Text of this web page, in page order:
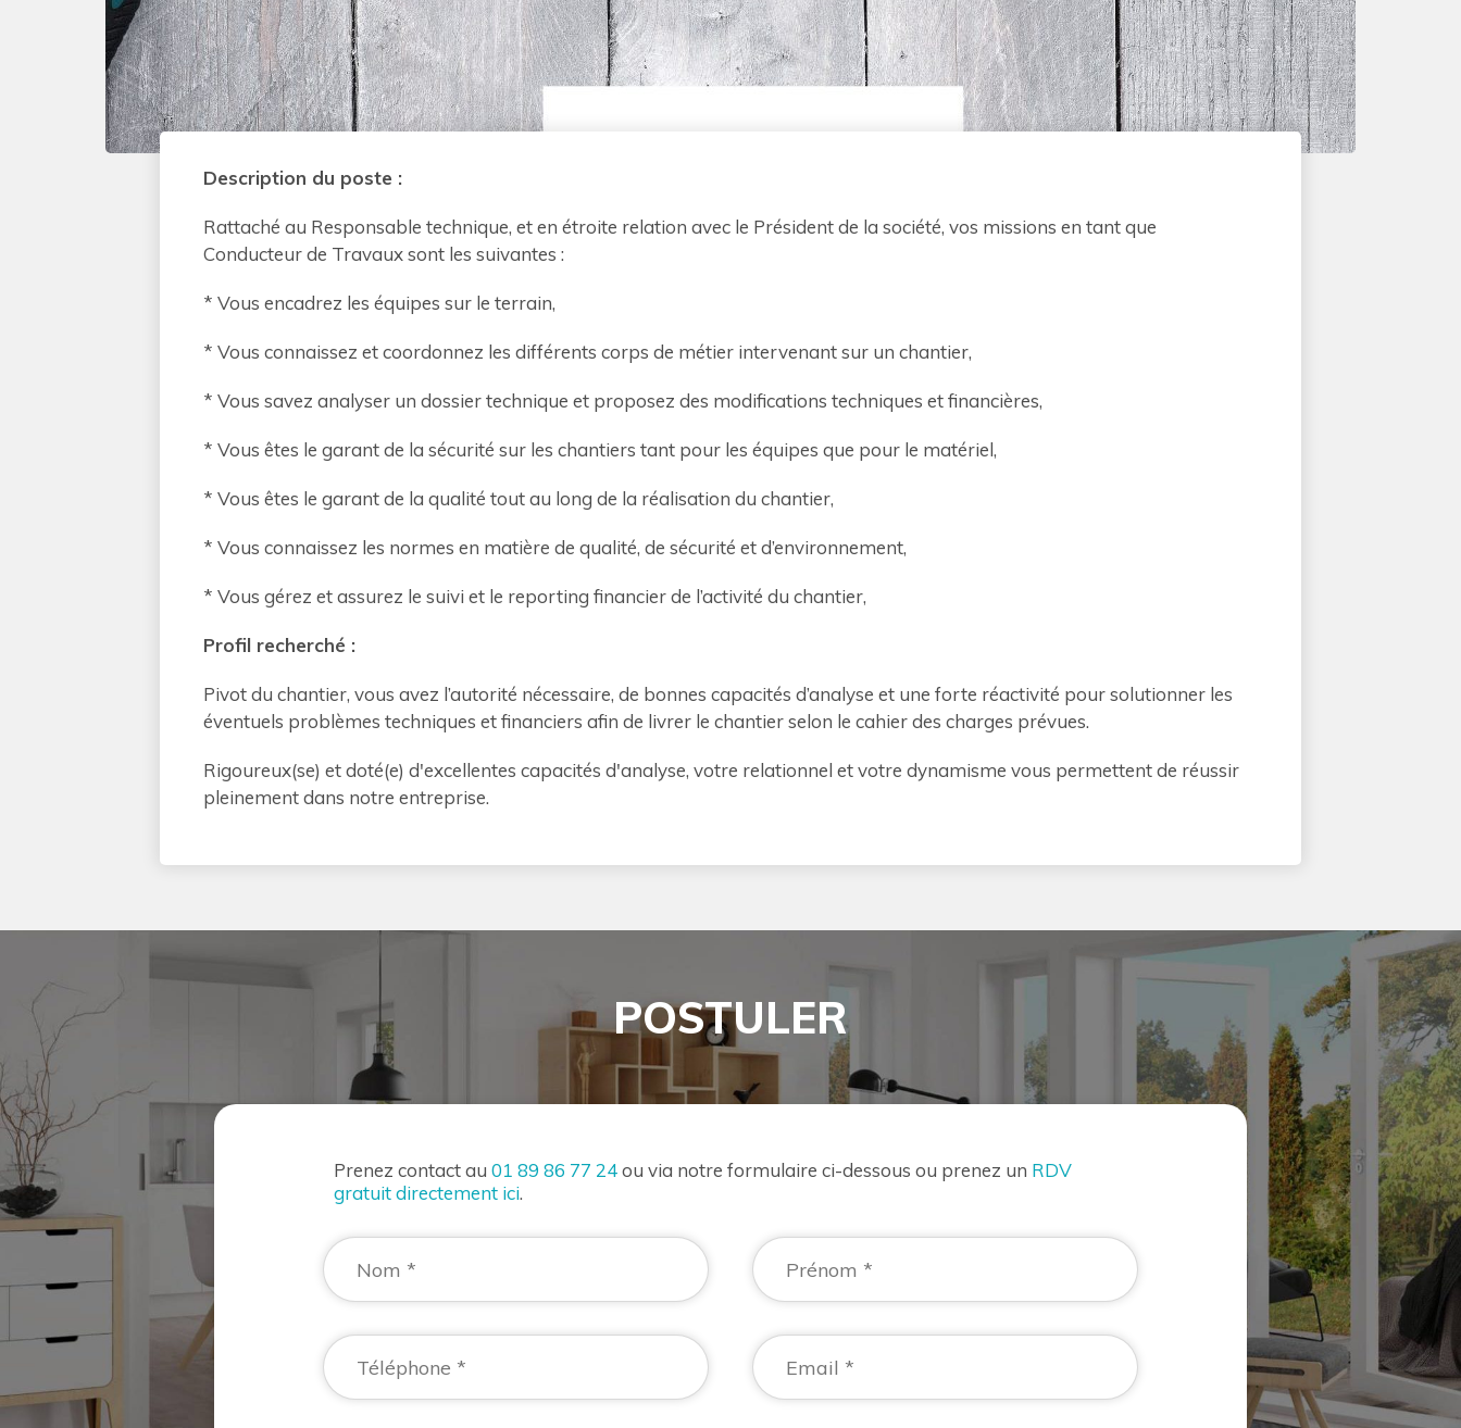
Description du poste :
Rattaché au Responsable technique, et en étroite relation avec le Président de la société, vos missions en tant que
Conducteur de Travaux sont les suivantes :
* Vous encadrez les équipes sur le terrain,
* Vous connaissez et coordonnez les différents corps de métier intervenant sur un chantier,
* Vous savez analyser un dossier technique et proposez des modifications techniques et financières,
* Vous êtes le garant de la sécurité sur les chantiers tant pour les équipes que pour le matériel,
* Vous êtes le garant de la qualité tout au long de la réalisation du chantier,
* Vous connaissez les normes en matière de qualité, de sécurité et d’environnement,
* Vous gérez et assurez le suivi et le reporting financier de l’activité du chantier,
Profil recherché :
Pivot du chantier, vous avez l’autorité nécessaire, de bonnes capacités d’analyse et une forte réactivité pour solutionner les
éventuels problèmes techniques et financiers afin de livrer le chantier selon le cahier des charges prévues.
Rigoureux(se) et doté(e) d'excellentes capacités d'analyse, votre relationnel et votre dynamisme vous permettent de réussir
pleinement dans notre entreprise.
POSTULER
Prenez contact au 01 89 86 77 24ou via notre formulaire ci-dessous ou prenez un RDV
gratuit directement ici.